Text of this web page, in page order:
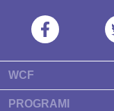
WCF
O nama
PROGRAMI